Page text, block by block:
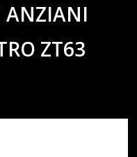
ANZIANI
ZT63